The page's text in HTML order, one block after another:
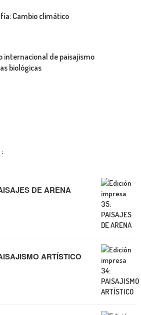
Cambio climático
internacional de paisajismo
biológicas
DE ARENA
ARTÍSTICO